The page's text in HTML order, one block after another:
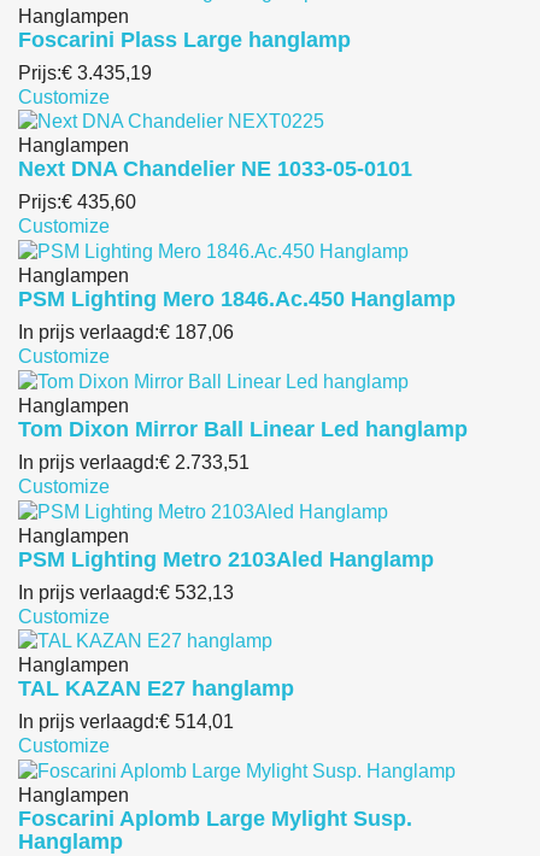
Hanglampen
Foscarini Plass Large hanglamp
Prijs:€ 3.435,19
Customize
Hanglampen
Next DNA Chandelier NE 1033-05-0101
Prijs:€ 435,60
Customize
Hanglampen
PSM Lighting Mero 1846.Ac.450 Hanglamp
In prijs verlaagd:€ 187,06
Customize
Hanglampen
Tom Dixon Mirror Ball Linear Led hanglamp
In prijs verlaagd:€ 2.733,51
Customize
Hanglampen
PSM Lighting Metro 2103Aled Hanglamp
In prijs verlaagd:€ 532,13
Customize
Hanglampen
TAL KAZAN E27 hanglamp
In prijs verlaagd:€ 514,01
Customize
Hanglampen
Foscarini Aplomb Large Mylight Susp.
Hanglamp